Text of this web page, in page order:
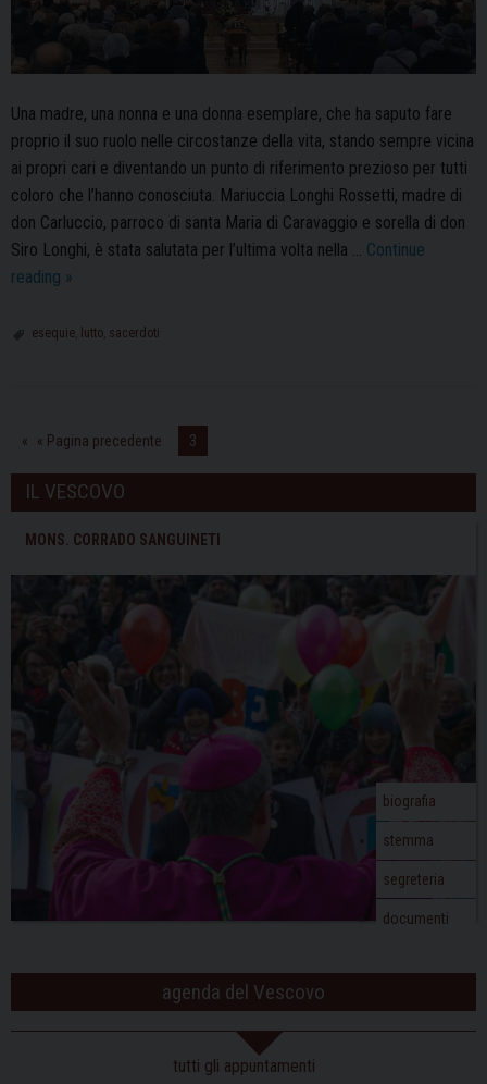
Una madre, una nonna e una donna esemplare, che ha saputo fare
proprio il suo ruolo nelle circostanze della vita, stando sempre vicina
ai propri cari e diventando un punto di riferimento prezioso per tutti
coloro che l’hanno conosciuta. Mariuccia Longhi Rossetti, madre di
don Carluccio, parroco di santa Maria di Caravaggio e sorella di don
Siro Longhi, è stata salutata per l’ultima volta nella … Continue
reading Le
della
Carluccio
»
esequie lutto sacerdoti
« Pagina precedente 3
IL VESCOVO
MONS. CORRADO SANGUINETI
biografia
stemma
segreteria
documenti
agenda del Vescovo
tutti gli appuntamenti